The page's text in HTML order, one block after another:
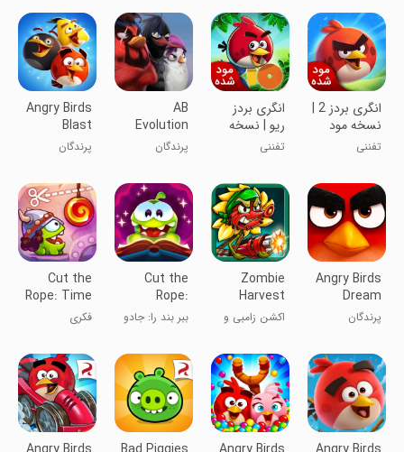
خشمگین
انگری بردز 2 |
نسخه مود
شده
تفننی
انگری بردز
ریو | نسخه
مود شده
تفننی
AB
Evolution
2024
پرندگان
تکامل
Angry Birds
Blast
پرندگان
بلاست
Angry Birds
Dream
Blast
پرندگان
انفجار رویایی
Zombie
Harvest
اکشن زامبی و
Cut the
Rope:
Magic
ببر بند را: جادو
Cut the
Rope: Time
Travel
فکری